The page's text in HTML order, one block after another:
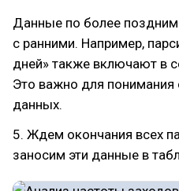
Данные по более
с ранними. Например,
дней» также включают в
Это важно для понимания
данных.
5. Ждем окончания всех
заносим эти данные в